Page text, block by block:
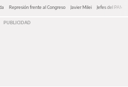
Represión frente al Congreso Javier Milei Jefes del PAMI